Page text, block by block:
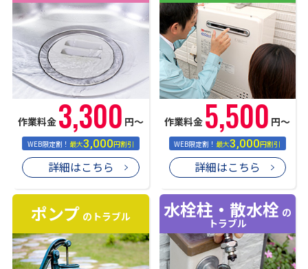
作業料金 3,300 円〜
WEB限定割！最大3,000円割引
詳細はこちら
作業料金 5,500 円〜
WEB限定割！最大3,000円割引
詳細はこちら
ポンプ のトラブル 水栓柱・散水栓 の
トラブル